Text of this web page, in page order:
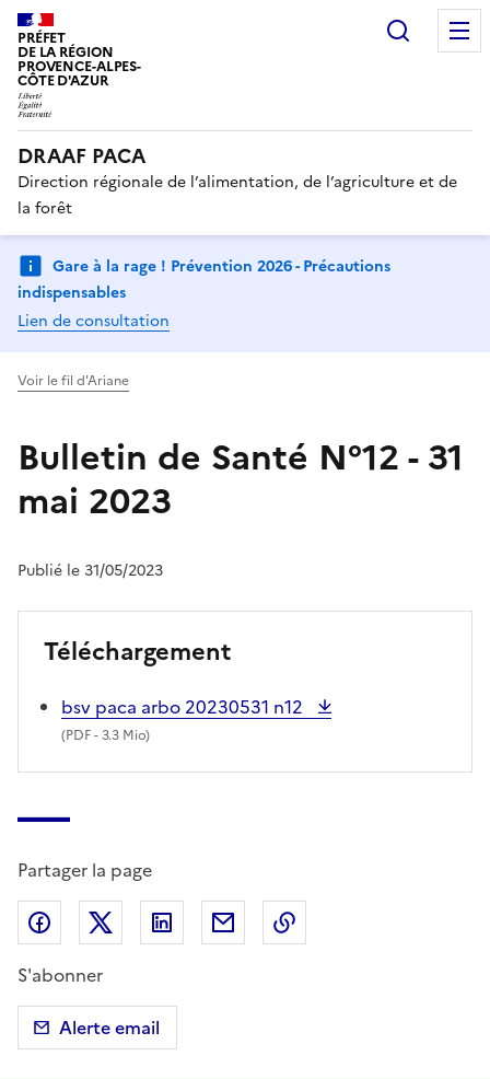
PRÉFET
DE LA RÉGION
PROVENCE-ALPES-
CÔTE D'AZUR
DRAAF PACA
Direction régionale de l’alimentation, de l’agriculture et de
la forêt
Gare à la rage ! Prévention 2026 - Précautions
indispensables
Lien de consultation
Voir le fil d'Ariane
Bulletin de Santé N°12 - 31
mai 2023
Publié le 31/05/2023
Téléchargement
bsv paca arbo 20230531 n12
(PDF- 3.3 Mio)
Partager la page
Partager sur Facebook
Partager sur X (anciennement Twitter)
Partager sur LinkedIn
Partager par email
S'abonner
Alerte email